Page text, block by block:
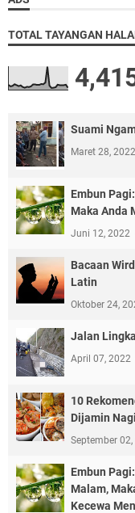
TOTAL TAYANGAN
Suami
Maret 28, 2022
Embun
Maka Anda
Juni 12, 2022
Bacaan
Latin
Oktober 24,
Jalan
April 07, 2022
10
Dijamin
September 02,
Embun
Malam,
Kecewa